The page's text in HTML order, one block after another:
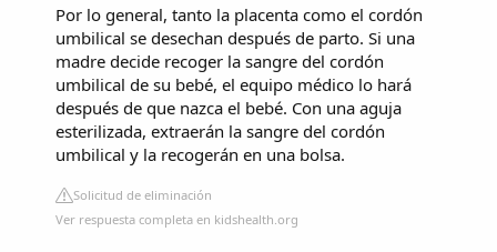
Por lo general, tanto la placenta como el cordón
umbilical se desechan después de parto. Si una
madre decide recoger la sangre del cordón
umbilical de su bebé, el equipo médico lo hará
después de que nazca el bebé. Con una aguja
esterilizada, extraerán la sangre del cordón
umbilical y la recogerán en una bolsa.
Solicitud de eliminación
Ver respuesta completa en kidshealth.org